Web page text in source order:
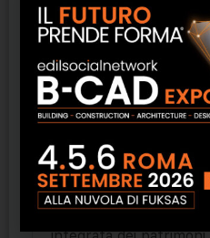
l’ufficio tecnico di
enti pubblici.
La nostra missione è
nella scelta di soluzioni
fornendo strumenti e
idonei alle vostre
consulenza e alla
Con Infocad.FM,